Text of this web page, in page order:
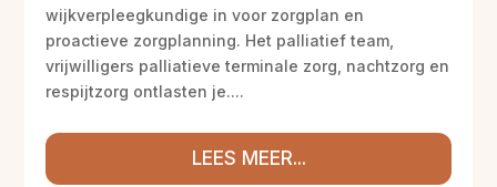
wijkverpleegkundige in voor zorgplan en
proactieve zorgplanning. Het palliatief team,
vrijwilligers palliatieve terminale zorg, nachtzorg en
respijtzorg ontlasten je....
LEES MEER...